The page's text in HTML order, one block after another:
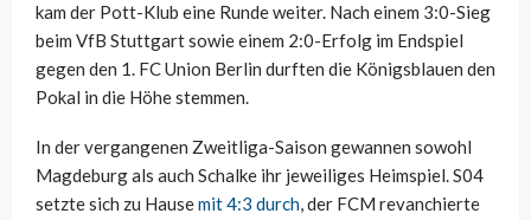
kam der Pott-Klub eine Runde weiter. Nach einem 3:0-Sieg
beim VfB Stuttgart sowie einem 2:0-Erfolg im Endspiel
gegen den 1. FC Union Berlin durften die Königsblauen den
Pokal in die Höhe stemmen.
In der vergangenen Zweitliga-Saison gewannen sowohl
Magdeburg als auch Schalke ihr jeweiliges Heimspiel. S04
setzte sich zu Hausemit 4:3 durch, der FCM revanchierte